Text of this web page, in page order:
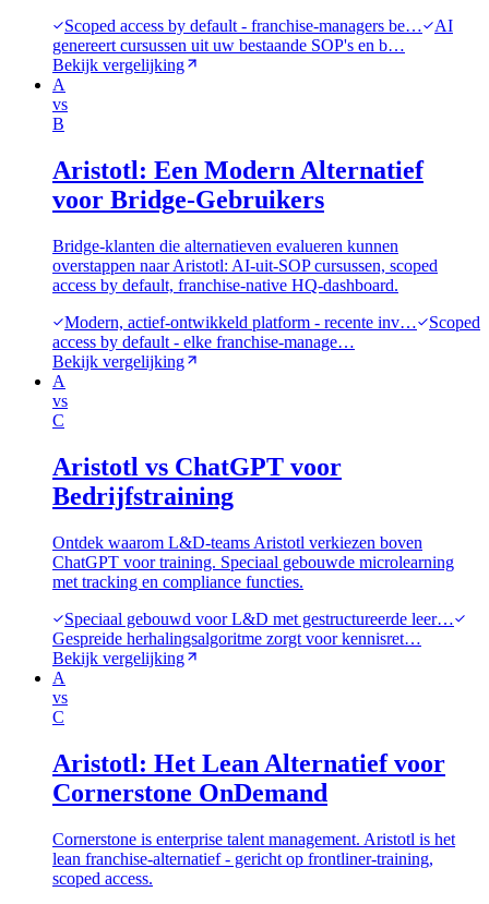
Scoped access by default - franchise-managers be…
AI
genereert cursussen uit uw bestaande SOP's en b…
Bekijk vergelijking
A
vs
B
Aristotl: Een Modern Alternatief
voor Bridge-Gebruikers
Bridge-klanten die alternatieven evalueren kunnen
overstappen naar Aristotl: AI-uit-SOP cursussen, scoped
access by default, franchise-native HQ-dashboard.
Modern, actief-ontwikkeld platform - recente inv…
Scoped
access by default - elke franchise-manage…
Bekijk vergelijking
A
vs
C
Aristotl vs ChatGPT voor
Bedrijfstraining
Ontdek waarom L&D-teams Aristotl verkiezen boven
ChatGPT voor training. Speciaal gebouwde microlearning
met tracking en compliance functies.
Speciaal gebouwd voor L&D met gestructureerde leer…
Gespreide herhalingsalgoritme zorgt voor kennisret…
Bekijk vergelijking
A
vs
C
Aristotl: Het Lean Alternatief voor
Cornerstone OnDemand
Cornerstone is enterprise talent management. Aristotl is het
lean franchise-alternatief - gericht op frontliner-training,
scoped access.